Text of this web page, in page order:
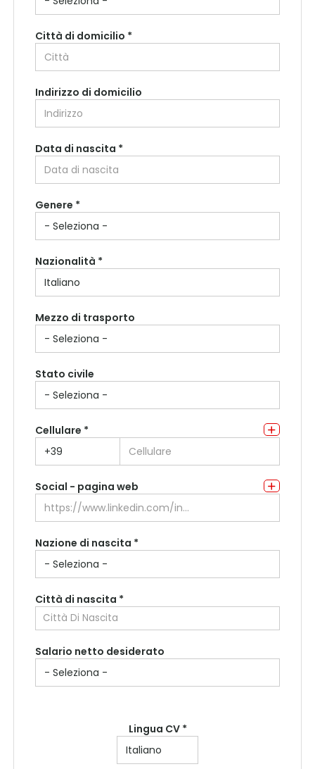
Città di domicilio *
Indirizzo di domicilio
Paese di residenza *
Regione di residenza *
Città di residenza
Indirizzo di residenza
Data di nascita *
Genere *
Nazionalità *
Mezzo di trasporto
Stato civile
Cellulare *
Social - pagina web
Nazione di nascita *
Città di nascita *
Città Di Nascita
Salario netto desiderato
Lingua CV *